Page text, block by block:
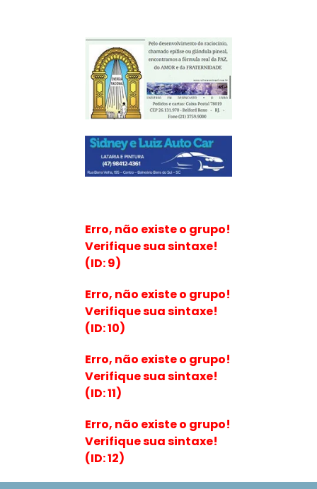
Erro, não existe o grupo!
Verifique sua sintaxe!
(ID: 9)
Erro, não existe o grupo!
Verifique sua sintaxe!
(ID: 10)
Erro, não existe o grupo!
Verifique sua sintaxe!
(ID: 11)
Erro, não existe o grupo!
Verifique sua sintaxe!
(ID: 12)